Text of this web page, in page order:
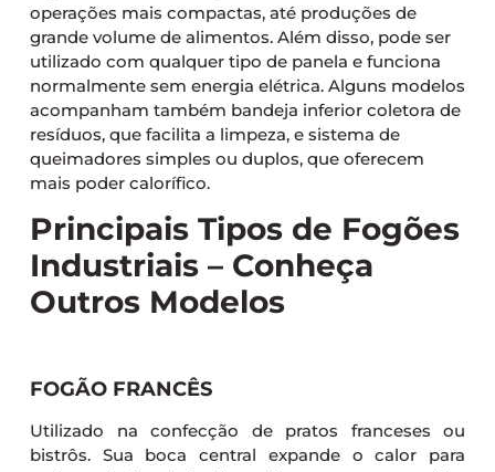
operações mais compactas, até produções de
grande volume de alimentos. Além disso, pode ser
utilizado com qualquer tipo de panela e funciona
normalmente sem energia elétrica. Alguns modelos
acompanham também bandeja inferior coletora de
resíduos, que facilita a limpeza, e sistema de
queimadores simples ou duplos, que oferecem
mais poder calorífico.
Principais Tipos de Fogões
Industriais – Conheça
Outros Modelos
FOGÃO FRANCÊS
Utilizado na confecção de pratos franceses ou
bistrôs. Sua boca central expande o calor para